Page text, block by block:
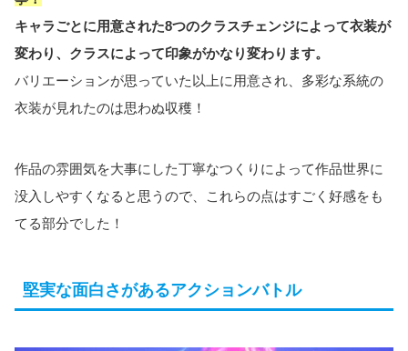
キャラごとに用意された8つのクラスチェンジによって衣装が
変わり、クラスによって印象がかなり変わります。
バリエーションが思っていた以上に用意され、多彩な系統の
衣装が見れたのは思わぬ収穫！
作品の雰囲気を大事にした丁寧なつくりによって作品世界に
没入しやすくなると思うので、これらの点はすごく好感をも
てる部分でした！
堅実な面白さがあるアクションバトル